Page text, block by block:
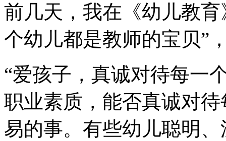
前几天，我在《幼儿教
个幼儿都是教师的宝贝”
“爱孩子，真诚对待每一
职业素质，能否真诚对
易的事。有些幼儿聪明